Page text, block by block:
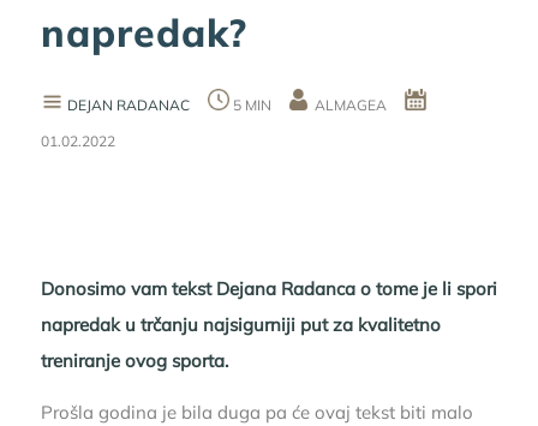
napredak?
DEJAN RADANAC 5 MIN
ALMAGEA
01.02.2022
Donosimo vam tekst Dejana Radanca o tome je li spori
napredak u trčanju najsigurniji put za kvalitetno
treniranje ovog sporta.
Prošla godina je bila duga pa će ovaj tekst biti malo